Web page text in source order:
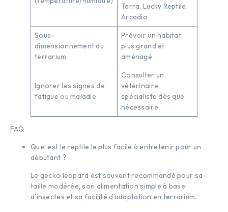
Terra, Lucky Reptile,
Arcadia
Sous-
dimensionnement du
terrarium
Prévoir un habitat
plus grand et
aménagé
Ignorer les signes de
fatigue ou maladie
Consulter un
vétérinaire
spécialiste dès que
nécessaire
FAQ
Quel est le reptile le plus facile à entretenir pour un
débutant ?
Le gecko léopard est souvent recommandé pour sa
taille modérée, son alimentation simple à base
d’insectes et sa facilité d’adaptation en terrarium.